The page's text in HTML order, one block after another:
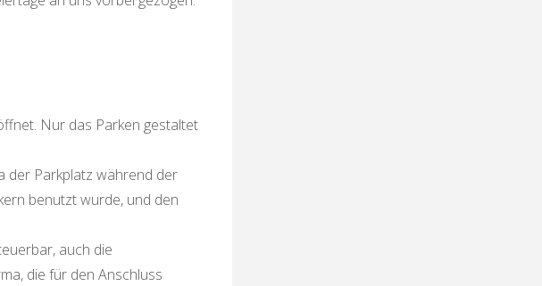
Nur das Parken gestaltet
der Parkplatz während der
benutzt wurde, und den
auch die
die für den Anschluss